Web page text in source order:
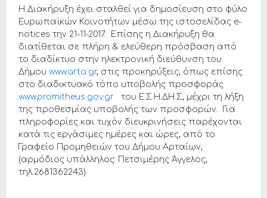
Η Διακήρυξη έχει σταλθεί για δημοσίευση στο φύλο
Ευρωπαϊκών Κοινοτήτων μέσω της ιστοσελίδας e-
notices την 21-11-2017. Επίσης η Διακήρυξη θα
διατίθεται σε πλήρη & ελεύθερη πρόσβαση από
το διαδίκτυο στην ηλεκτρονική διεύθυνση του
Δήμουwww.arta.gr, στις προκηρύξεις, όπως επίσης
στο διαδικτυακό τόπο υποβολής προσφοράς
www.promitheus.gov.gr του Ε.Σ.Η.ΔΗ.Σ, μέχρι τη λήξη
της προθεσμίας υποβολής των προσφορών. Για
πληροφορίες και τυχόν διευκρινήσεις παρέχονται
κατά τις εργάσιμες ημέρες και ώρες, από το
Γραφείο Προμηθειών του Δήμου Αρταίων,
(αρμόδιος υπάλληλος: Πετσιμέρης Άγγελος,
τηλ.2681362243)